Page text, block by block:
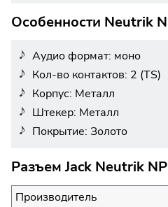
Особенности Neutrik
Аудио формат: моно
Кол-во контактов: 2 (TS)
Корпус: Металл
Штекер: Металл
Покрытие: Золото
Разъем Jack Neutrik
Производитель